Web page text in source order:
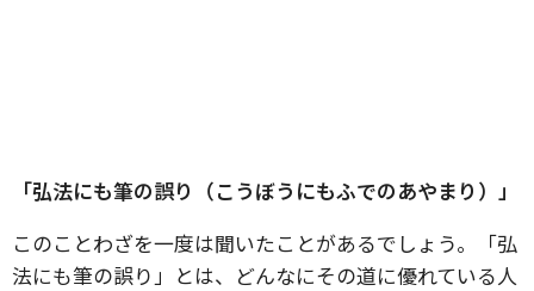
「弘法にも筆の誤り（こうぼうにもふでのあやまり）」
このことわざを一度は聞いたことがあるでしょう。「弘
法にも筆の誤り」とは、どんなにその道に優れている人